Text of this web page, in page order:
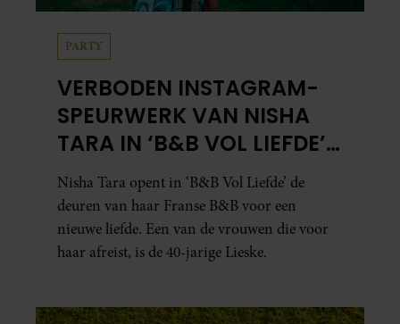
PARTY
VERBODEN INSTAGRAM-
SPEURWERK VAN NISHA
TARA IN ‘B&B VOL LIEFDE’
ZORGT VOOR VRAGEN
Nisha Tara opent in ‘B&B Vol Liefde’ de
deuren van haar Franse B&B voor een
nieuwe liefde. Een van de vrouwen die voor
haar afreist, is de 40-jarige Lieske.